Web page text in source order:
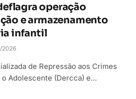
operação
e armazenamento
infantil
2026
de Repressão aos Crimes
o Adolescente (Dercca) e…